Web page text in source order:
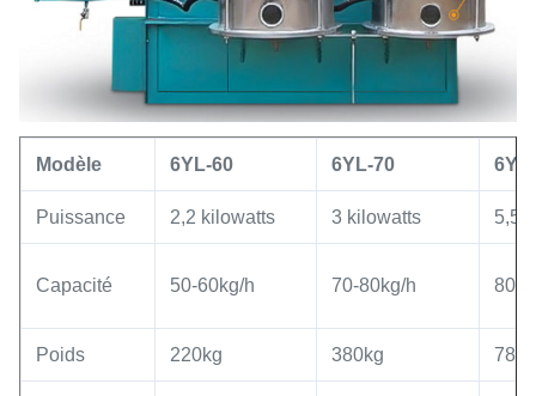
Modèle 6YL-60 6YL-70
Puissance 2,2 kilowatts 3 kilowatts 5,5
Capacité 50-60kg/h 70-80kg/h 80-
Poids 220kg 380kg